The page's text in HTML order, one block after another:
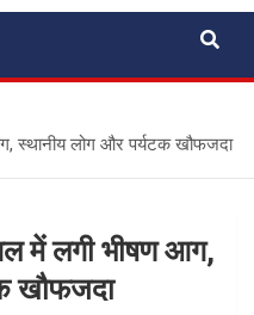
स्थानीय लोग और पर्यटक खौफजदा
में लगी भीषण आग,
खौफजदा